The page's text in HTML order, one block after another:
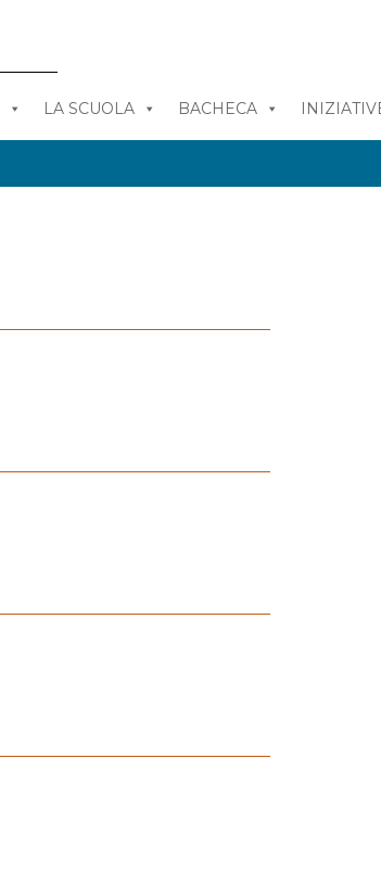
LA SCUOLA BACHECA